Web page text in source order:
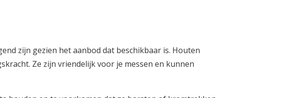
zijn gezien het aanbod dat beschikbaar is. Houten
Ze zijn vriendelijk voor je messen en kunnen